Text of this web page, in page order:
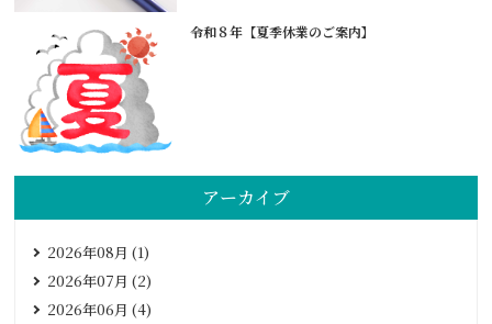
令和８年【夏季休業のご案内】
アーカイブ
2026年08月 (1)
2026年07月 (2)
2026年06月 (4)